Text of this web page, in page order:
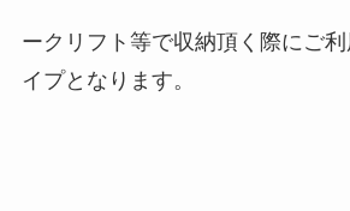
ークリフト等で収納頂く際にご
イプとなります。